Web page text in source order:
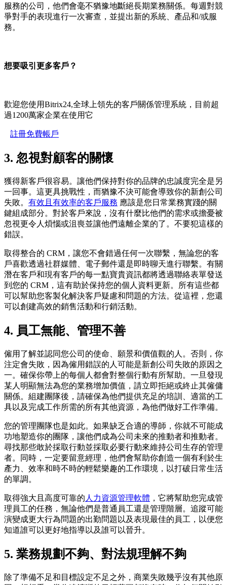
服務的公司，他們會毫不猶豫地斷絕長期業務關係。每週對競
爭對手的表現進行一次審查，並提出新的系統、產品和/或服
務。
想要吸引更多客戶？
歡迎您使用Bitrix24,全球上領先的客戶關係管理系統，目前超
過1200萬家企業在使用它
註冊免費帳戶
3. 忽視對顧客的關懷
獲得新客戶很容易。讓他們保持對你的品牌的忠誠度完全是另
一回事。這更具挑戰性，而猶豫不決可能會導致你的新創公司
失敗。 有效且有效率的客戶服務 應該是您日常業務實踐的關
鍵組成部分。對於客戶來說，沒有什麼比他們的需求或擔憂被
忽視更令人煩惱或沮喪並讓他們遠離企業的了。不要犯這樣的
錯誤。
取得整合的 CRM，讓您不會錯過任何一次聯繫，無論您的客
戶喜歡透過社群媒體、電子郵件還是即時聊天進行聯繫。有關
潛在客戶和現有客戶的每一點寶貴資訊都將透過聯絡表單發送
到您的 CRM，這有助於保持您的個人資料更新。所有這些都
可以幫助您客製化解決客戶疑慮和問題的方法。從這裡，您還
可以創建高效的銷售活動和行銷活動。
4. 員工無能、管理不善
僱用了解並認同您公司的使命、願景和價值觀的人。否則，你
注定會失敗，因為僱用錯誤的人可能是新創公司失敗的原因之
一。確保你帶上的每個人都會對整個行動有所幫助。一旦發現
某人明顯無法為您的業務增加價值，請立即拒絕或終止其僱傭
關係。組建團隊後，請確保為他們提供充足的培訓、適當的工
具以及完成工作所需的所有其他資源，為他們做好工作準備。
您的管理團隊也是如此。如果缺乏合適的導師，你就不可能成
功地塑造你的團隊，讓他們成為公司未來的推動者和推動者。
尋找那些敢於採取行動並採取必要行動來維持公司生存的管理
者。同時，一定要留意經理，他們會幫助你創造一個有利於生
產力、效率和時不時的輕鬆樂趣的工作環境，以打破日常生活
的單調。
取得強大且高度可靠的 人力資源管理軟體 ，它將幫助您完成管
理員工的任務，無論他們是普通員工還是管理階層。追蹤可能
演變成更大行為問題的出勤問題以及表現最佳的員工，以便您
知道誰可以更好地指導以及誰可以晉升。
5. 業務規劃不夠、對法規理解不夠
除了準備不足和目標設定不足之外，商業失敗幾乎沒有其他原